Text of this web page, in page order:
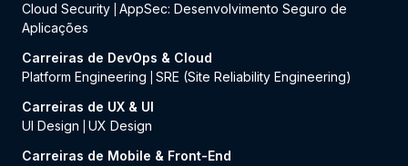
Cloud Security AppSec: Desenvolvimento Seguro de
Aplicações
Carreiras de DevOps & Cloud
Platform Engineering
SRE (Site Reliability Engineering)
Carreiras de UX & UI
UI Design
UX Design
Carreiras de Mobile & Front-End